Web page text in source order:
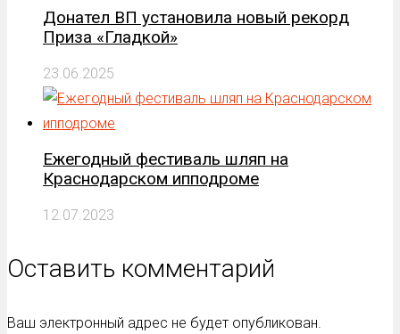
Донател ВП установила новый рекорд
Приза «Гладкой»
23.06.2025
Ежегодный фестиваль шляп на
Краснодарском ипподроме
12.07.2023
Оставить комментарий
Ваш электронный адрес не будет опубликован.